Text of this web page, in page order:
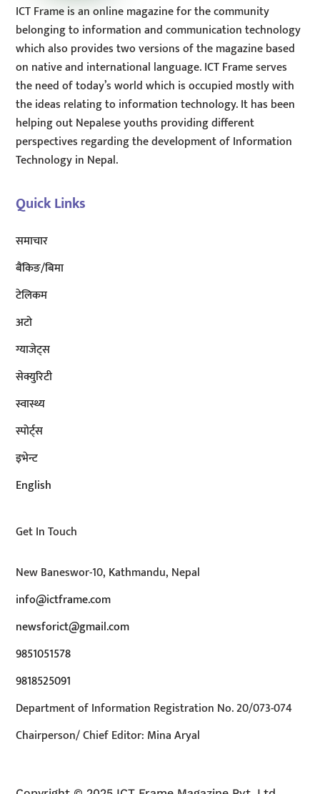
ICT Frame is an online magazine for the community
belonging to information and communication technology
which also provides two versions of the magazine based
on native and international language. ICT Frame serves
the need of today’s world which is occupied mostly with
the ideas relating to information technology. It has been
helping out Nepalese youths providing different
perspectives regarding the development of Information
Technology in Nepal.
Quick Links
समाचार
बैंकिङ/बिमा
टेलिकम
अटाे
ग्याजेट्स
सेक्युरिटी
स्वास्थ्य
स्पोर्ट्स
इभेन्ट
English
Get In Touch
New Baneswor-10, Kathmandu, Nepal
info@ictframe.com
newsforict@gmail.com
9851051578
9818525091
Department of Information Registration No. 20/073-074
Chairperson/ Chief Editor: Mina Aryal